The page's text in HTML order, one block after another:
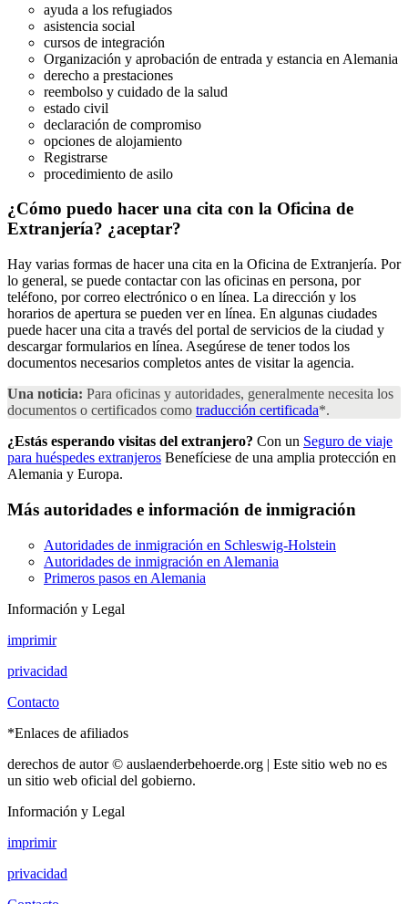
ayuda a los refugiados
asistencia social
cursos de integración
Organización y aprobación de entrada y estancia en Alemania
derecho a prestaciones
reembolso y cuidado de la salud
estado civil
declaración de compromiso
opciones de alojamiento
Registrarse
procedimiento de asilo
¿Cómo puedo hacer una cita con la Oficina de
Extranjería? ¿aceptar?
Hay varias formas de hacer una cita en la Oficina de Extranjería. Por
lo general, se puede contactar con las oficinas en persona, por
teléfono, por correo electrónico o en línea. La dirección y los
horarios de apertura se pueden ver en línea. En algunas ciudades
puede hacer una cita a través del portal de servicios de la ciudad y
descargar formularios en línea. Asegúrese de tener todos los
documentos necesarios completos antes de visitar la agencia.
Una noticia: Para oficinas y autoridades, generalmente necesita los
documentos o certificados como traducción certificada*.
¿Estás esperando visitas del extranjero? Con un Seguro de viaje
para huéspedes extranjeros Benefíciese de una amplia protección en
Alemania y Europa.
Más autoridades e información de inmigración
Autoridades de inmigración en Schleswig-Holstein
Autoridades de inmigración en Alemania
Primeros pasos en Alemania
Información y Legal
imprimir
privacidad
Contacto
*Enlaces de afiliados
derechos de autor © auslaenderbehoerde.org | Este sitio web no es
un sitio web oficial del gobierno.
Información y Legal
imprimir
privacidad